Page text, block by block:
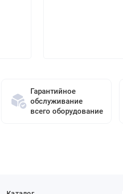
Гарантийное
обслуживание
всего оборудование